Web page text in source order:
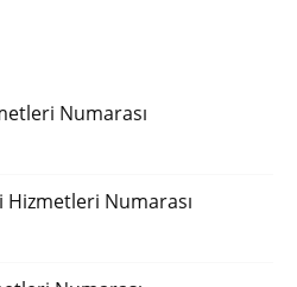
Numarası
Hizmetleri Numarası